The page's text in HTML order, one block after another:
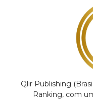
Qlir Publishing
Ranking, com